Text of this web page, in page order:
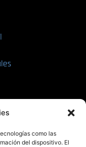
como las
del dispositivo. El